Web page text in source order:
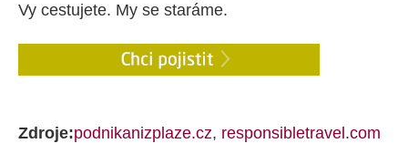
Vy cestujete. My se staráme.
Zdroje:podnikanizplaze.cz, responsibletravel.com